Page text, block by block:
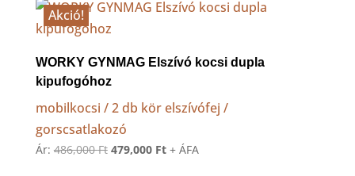
156,000 Ft
Akció!
WORKY GYNMAG Elszívó kocsi dupla
kipufogóhoz
mobilkocsi / 2 db kör elszívófej /
gorscsatlakozó
Ár: 486,000Ft Original
479,000 FtCurrent
+ ÁFA